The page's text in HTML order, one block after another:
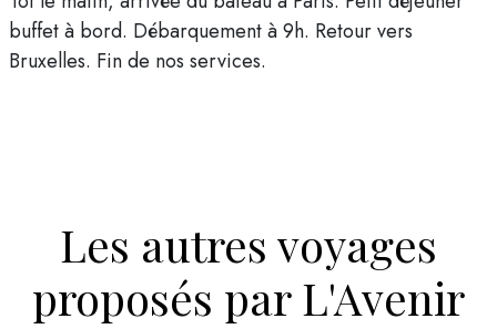
buffet à bord. Débarquement à 9h. Retour vers
Bruxelles. Fin de nos services.
Les autres voyages
proposés par L'Avenir